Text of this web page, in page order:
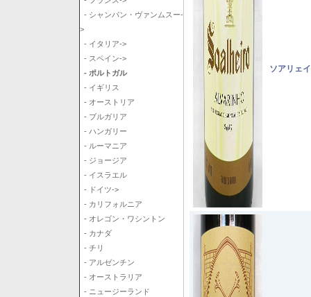
- シャンパン・ヴァンムスー-
>
- イタリア->
- スペイン->
- ポルトガル
- イギリス
- オーストリア
- ブルガリア
- ハンガリー
- ルーマニア
- ジョージア
- イスラエル
- ドイツ->
- カリフォルニア
- オレゴン・ワシントン
- カナダ
- チリ
- アルゼンチン
- オーストラリア
- ニュージーランド
ソアリェ